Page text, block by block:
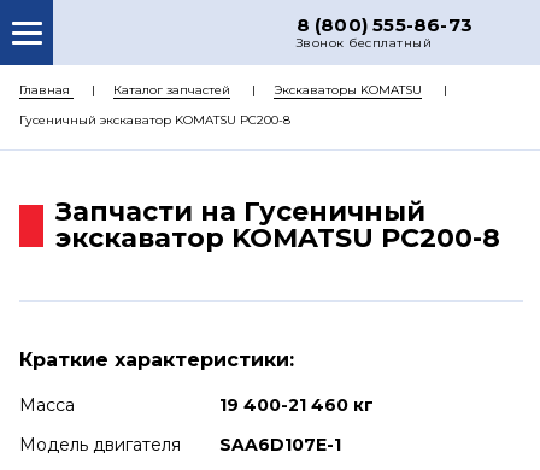
8 (800) 555-86-73
Звонок бесплатный
О НАС
КАТАЛОГ ЗАПЧАСТЕЙ
ДОСТАВКА
Главная Каталог запчастей
Экскаваторы KOMATSU
Гусеничный экскаватор KOMATSU PC200-8
Запчасти на Гусеничный
экскаватор KOMATSU PC200-8
Краткие характеристики:
Масса
19 400-21 460 кг
Модель двигателя
SAA6D107E-1